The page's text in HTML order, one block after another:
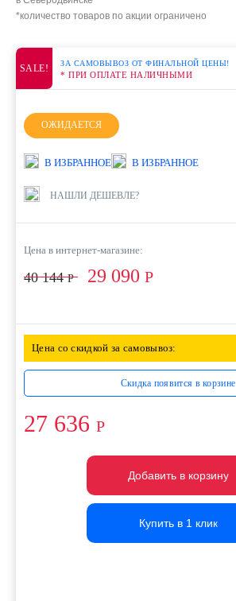
*количество товаров по акции ограничено
SALE! ЗА САМОВЫВОЗ ОТ ФИНАЛЬНОЙ ЦЕНЫ!
* ПРИ ОПЛАТЕ НАЛИЧНЫМИ
ОЖИДАЕТСЯ
В ИЗБРАННОЕ В ИЗБРАННОЕ
НАШЛИ ДЕШЕВЛЕ?
Цена в интернет-магазине:
40 144Р 29 090 Р
Цена со скидкой за самовывоз:
Скидка появится в корзине
27 636 Р
Добавить в корзину
Добавить в корзину
Добавить в корзину
Купить в 1 клик
Купить в 1 клик
Купить в 1 клик